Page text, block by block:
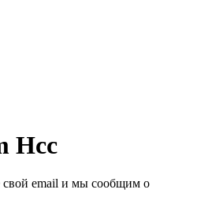
Hcc
свой email и мы сообщим о